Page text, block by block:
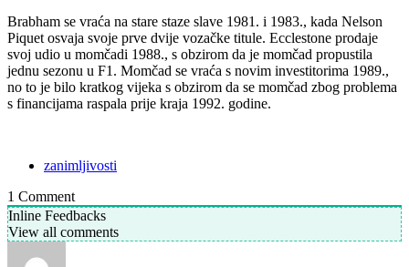
Brabham se vraća na stare staze slave 1981. i 1983., kada Nelson
Piquet osvaja svoje prve dvije vozačke titule. Ecclestone prodaje
svoj udio u momčadi 1988., s obzirom da je momčad propustila
jednu sezonu u F1. Momčad se vraća s novim investitorima 1989.,
no to je bilo kratkog vijeka s obzirom da se momčad zbog problema
s financijama raspala prije kraja 1992. godine.
zanimljivosti
1 Comment
Inline Feedbacks
View all comments